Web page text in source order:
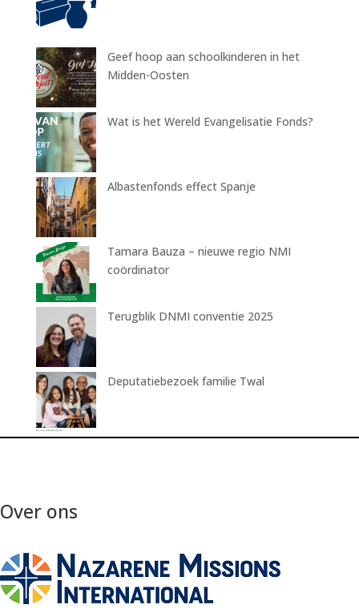
Geef hoop aan schoolkinderen in het
Midden-Oosten
Wat is het Wereld Evangelisatie Fonds?
Albastenfonds effect Spanje
Tamara Bauza – nieuwe regio NMI
coördinator
Terugblik DNMI conventie 2025
Deputatiebezoek familie Twal
Over ons